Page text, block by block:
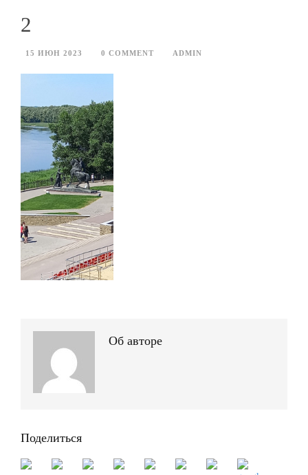
2
15 ИЮН 2023 0 COMMENT ADMIN
Об авторе
Поделиться